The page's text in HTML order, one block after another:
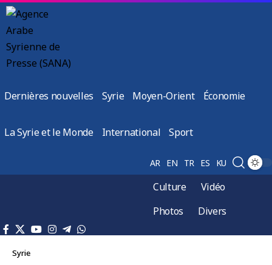
Dernières nouvelles Syrie Moyen-Orient Économie
La Syrie et le Monde International Sport
AR EN TR ES KU
Culture
Vidéo
Photos
Divers
Syrie